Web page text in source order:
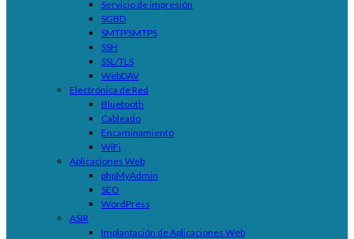
Servicio de impresión
SGBD
SMTP/SMTPS
SSH
SSL/TLS
WebDAV
Electrónica de Red
Bluetooth
Cableado
Encaminamiento
WiFi
Aplicaciones Web
phpMyAdmin
SEO
WordPress
ASIR
Implantación de Aplicaciones Web